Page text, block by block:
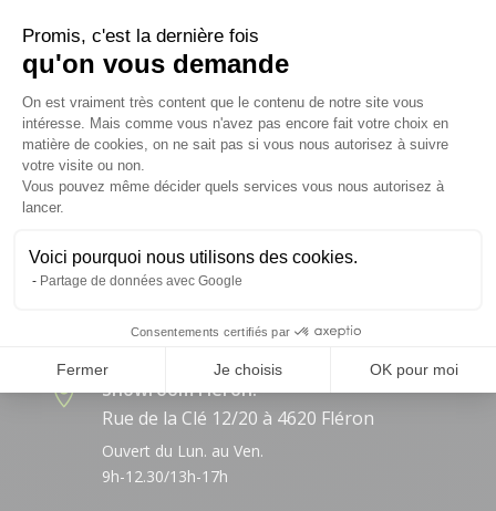
Promis, c'est la dernière fois
qu'on vous demande
Plateforme de Gestion du
On est vraiment très content que le contenu de notre site vous
intéresse. Mais comme vous n'avez pas encore fait votre choix en
matière de cookies, on ne sait pas si vous nous autorisez à suivre
votre visite ou non.
Vous pouvez même décider quels services vous nous autorisez à
lancer.
Voici pourquoi nous utilisons des cookies.
Partage de données avec Google
Consentements certifiés par
Fermer Je choisis OK pour moi
Axeptio consent
Menu
Accueil
Nos châssis
Actualités
Contactez-nous
Nos showrooms

Showroom Fléron:
Rue de la Clé 12/20 à 4620 Fléron
Ouvert du Lun. au Ven.
9h-12.30/13h-17h